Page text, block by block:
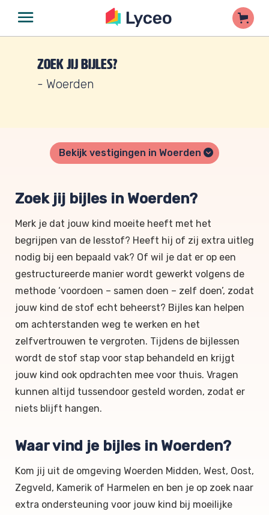
Zoek jij bijles?
- Woerden
Bekijk vestigingen in Woerden
Zoek jij bijles in Woerden?
Merk je dat jouw kind moeite heeft met het
begrijpen van de lesstof? Heeft hij of zij extra uitleg
nodig bij een bepaald vak? Of wil je dat er op een
gestructureerde manier wordt gewerkt volgens de
methode ‘voordoen – samen doen – zelf doen’, zodat
jouw kind de stof echt beheerst? Bijles kan helpen
om achterstanden weg te werken en het
zelfvertrouwen te vergroten. Tijdens de bijlessen
wordt de stof stap voor stap behandeld en krijgt
jouw kind ook opdrachten mee voor thuis. Vragen
kunnen altijd tussendoor gesteld worden, zodat er
niets blijft hangen.
Waar vind je bijles in Woerden?
Kom jij uit de omgeving Woerden Midden, West, Oost,
Zegveld, Kamerik of Harmelen en ben je op zoek naar
extra ondersteuning voor jouw kind bij moeilijke